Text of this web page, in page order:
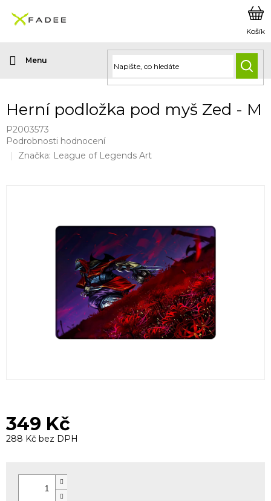
obsah
Herní podložka pod myš Zed - M
P2003573
Průměrné
hodnocení
Podrobnosti hodnocení
Značka: League of Legends Art
349 Kč
288 Kč bez DPH